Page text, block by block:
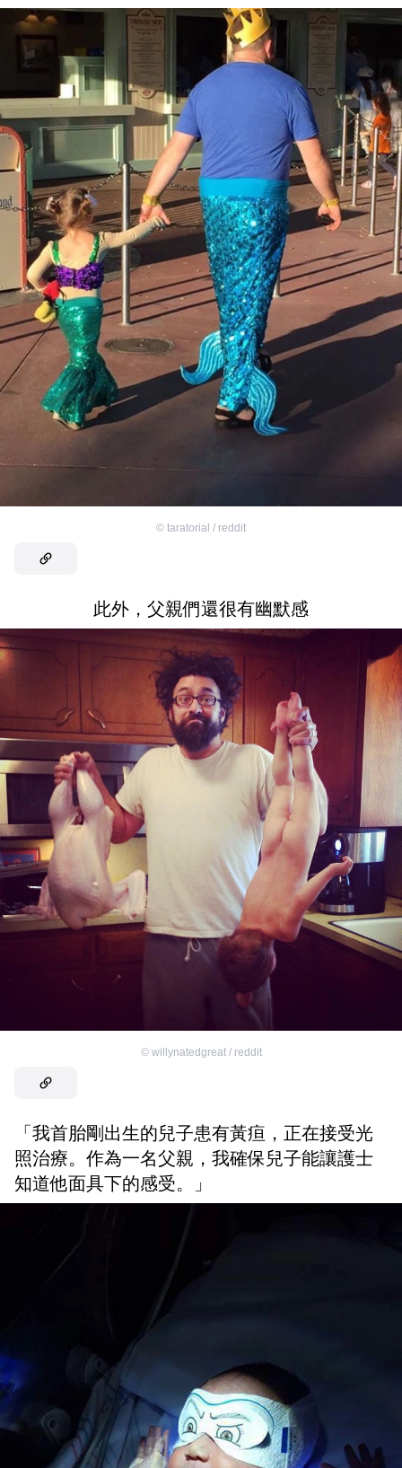
© taratorial / reddit
此外，父親們還很有幽默感
© willynatedgreat / reddit
「我首胎剛出生的兒子患有黃疸，正在接受光
照治療。作為一名父親，我確保兒子能讓護士
知道他面具下的感受。」